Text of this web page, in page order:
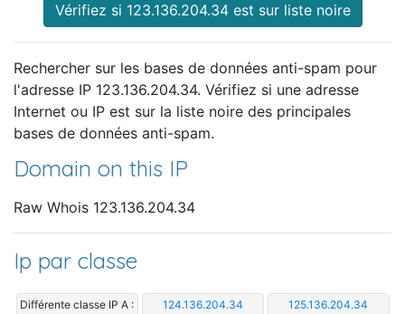
Vérifiez si 123.136.204.34 est sur liste noire
Rechercher sur les bases de données anti-spam pour
l'adresse IP 123.136.204.34. Vérifiez si une adresse
Internet ou IP est sur la liste noire des principales
bases de données anti-spam.
Domain on this IP
Raw Whois 123.136.204.34
Ip par classe
Différente classe IP A : 124.136.204.34 125.136.204.34